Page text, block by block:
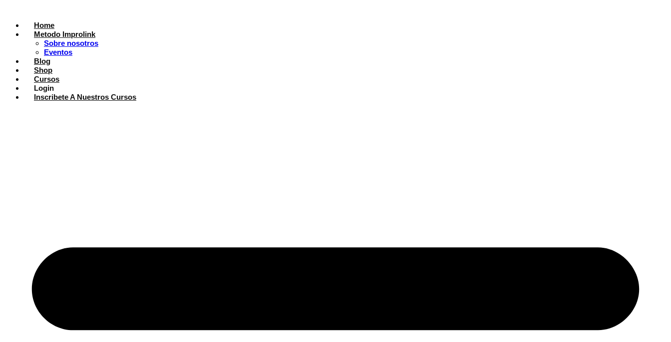
Home
Metodo Improlink
Sobre nosotros
Eventos
Blog
Shop
Cursos
Login
Inscribete A Nuestros Cursos